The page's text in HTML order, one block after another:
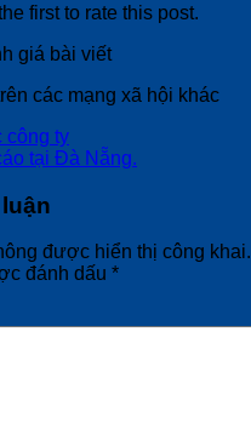
first to rate this post.
giá bài viết
các mạng xã hội khác
công ty
tại Đà Nẵng.
được hiển thị công khai.
đánh dấu *